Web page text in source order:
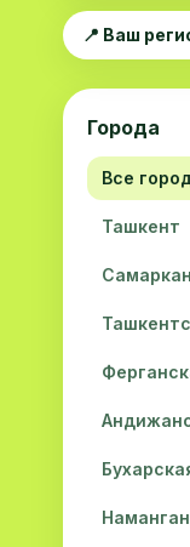
📍 Ваш
Города
Все
Ташкент